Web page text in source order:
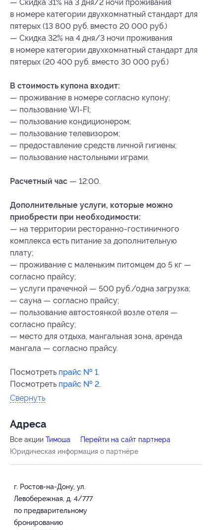
— Скидка 31% на 3 дня/2 ночи проживания
в номере категории двухкомнатный стандарт для
пятерых (13 800 руб. вместо 20 000 руб.)
— Скидка 32% на 4 дня/3 ночи проживания
в номере категории двухкомнатный стандарт для
пятерых (20 400 руб. вместо 30 000 руб.)
В стоимость купона входит:
— проживание в номере согласно купону;
— пользование WI-FI;
— пользование кондиционером;
— пользование телевизором;
— предоставление средств личной гигиены;
— пользование настольными играми.
Расчетный час — 12:00.
Дополнительные услуги, которые можно
приобрести при необходимости:
— на территории ресторанно-гостиничного
комплекса есть питание за дополнительную
плату;
— проживание с маленьким питомцем до 5 кг —
согласно прайсу;
— услуги прачечной — 500 руб./одна загрузка;
— сауна — согласно прайсу;
— пользование автостоянкой возле отеля —
согласно прайсу;
— место для отдыха, мангальная зона, аренда
мангала — согласно прайсу.
Посмотреть прайс № 1.
Посмотреть прайс № 2.
Свернуть
Адресa
Все акции Тимоша
Перейти на сайт партнера
Юридическая информация о партнёре
г. Ростов-на-Дону, ул.
Левобережная, д. 4/777
по предварительному
бронированию